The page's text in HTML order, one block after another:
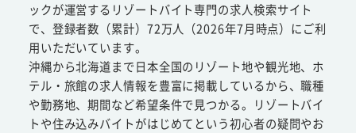
ックが運営するリゾートバイト専門の求人検索サイト
で、登録者数（累計）72万人（2026年7月時点）にご利
用いただいています。
沖縄から北海道まで日本全国のリゾート地や観光地、ホ
テル・旅館の求人情報を豊富に掲載しているから、職種
や勤務地、期間など希望条件で見つかる。リゾートバイ
トや住み込みバイトがはじめてという初心者の疑問やお